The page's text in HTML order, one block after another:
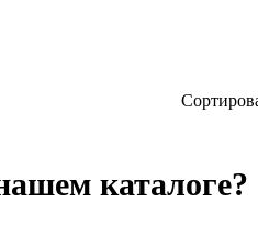
каталоге?